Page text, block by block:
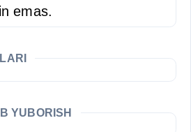
emas.
YUBORISH